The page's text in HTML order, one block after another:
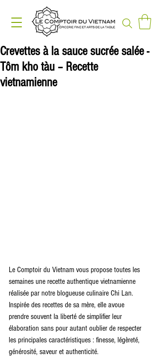
Crevettes à la sauce sucrée salée -
Tôm kho tàu – Recette
vietnamienne
Le Comptoir du Vietnam vous propose toutes les
semaines une recette authentique vietnamienne
réalisée par notre blogueuse culinaire Chi Lan.
Inspirée des recettes de sa mère, elle avoue
prendre souvent la liberté de simplifier leur
élaboration sans pour autant oublier de respecter
les principales caractéristiques : finesse, légèreté,
générosité, saveur et authenticité.